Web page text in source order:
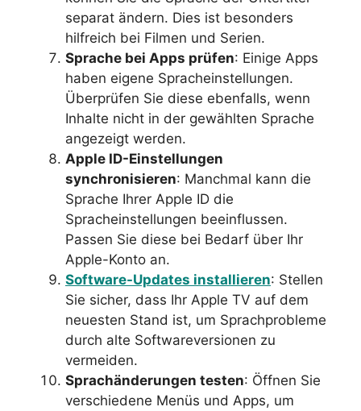
separat ändern. Dies ist besonders
hilfreich bei Filmen und Serien.
Sprache bei Apps prüfen: Einige Apps
haben eigene Spracheinstellungen.
Überprüfen Sie diese ebenfalls, wenn
Inhalte nicht in der gewählten Sprache
angezeigt werden.
Apple ID-Einstellungen
synchronisieren: Manchmal kann die
Sprache Ihrer Apple ID die
Spracheinstellungen beeinflussen.
Passen Sie diese bei Bedarf über Ihr
Apple-Konto an.
Software-Updates installieren: Stellen
Sie sicher, dass Ihr Apple TV auf dem
neuesten Stand ist, um Sprachprobleme
durch alte Softwareversionen zu
vermeiden.
Sprachänderungen testen: Öffnen Sie
verschiedene Menüs und Apps, um